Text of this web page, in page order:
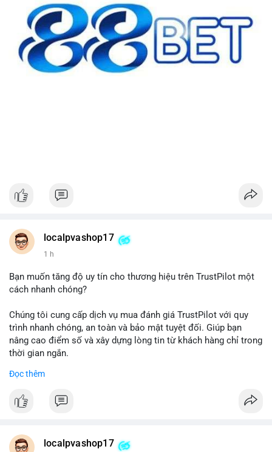
localpvashop17
1 h
Bạn muốn tăng độ uy tín cho thương hiệu trên TrustPilot một
cách nhanh chóng?
Chúng tôi cung cấp dịch vụ mua đánh giá TrustPilot với quy
trình nhanh chóng, an toàn và bảo mật tuyệt đối. Giúp bạn
nâng cao điểm số và xây dựng lòng tin từ khách hàng chỉ trong
thời gian ngắn.
Đặt hàng ngay hôm nay để nhận ưu đãi:
👉 Order tại: localpvashop
👉 Telegram: @localpvashop
Đọc thêm
localpvashop17